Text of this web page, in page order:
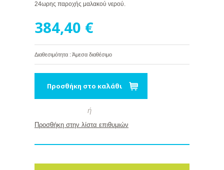
24ωρης παροχής μαλακού νερού.
384,40 €
Διαθεσιμότητα : Άμεσα διαθέσιμο
Προσθήκη στο καλάθι
ή
Προσθήκη στην λίστα επιθυμιών